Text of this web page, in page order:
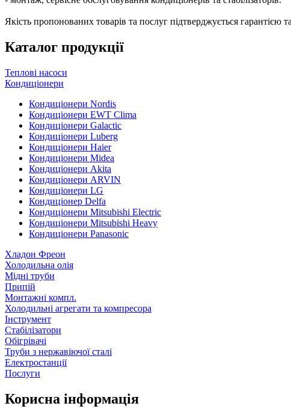
Якість пропонованих товарів та послуг підтверджується гарантією
Каталог продукції
Теплові насоси
Кондиціонери
Кондиціонери Nordis
Кондиціонери EWT Clima
Кондиціонери Galactic
Кондиціонери Luberg
Кондиціонери Haier
Кондиціонери Midea
Кондиціонери Akita
Кондиціонери ARVIN
Кондиціонери LG
Кондиціонер Delfa
Кондиціонери Mitsubishi Electric
Кондиціонери Mitsubishi Heavy
Кондиціонери Panasonic
Хладон Фреон
Холодильна олія
Мідні труби
Припій
Монтажні компл.
Холодильні агрегати та компресора
Інструмент
Стабілізатори
Обігрівачі
Труби з нержавіючої сталі
Електростанції
Послуги
Корисна інформація